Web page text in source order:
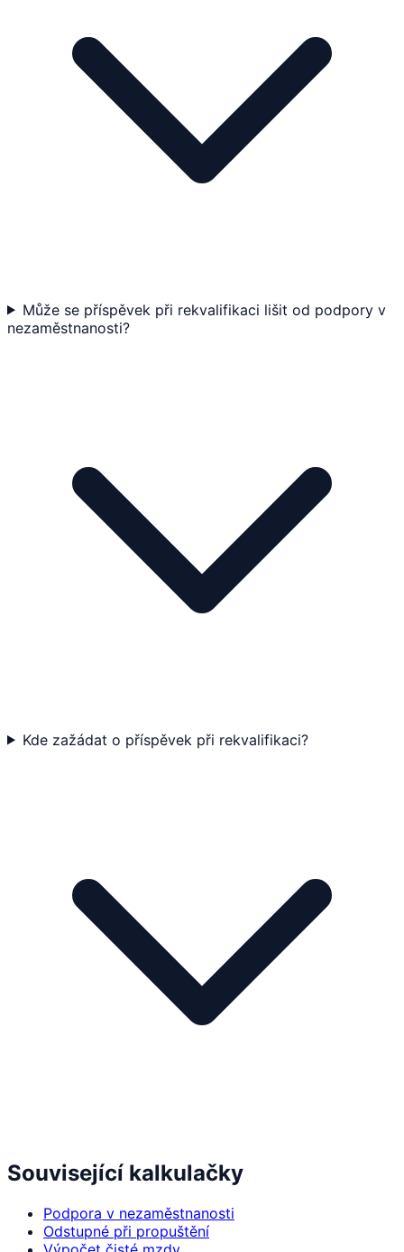
Může se příspěvek při rekvalifikaci lišit od podpory v
nezaměstnanosti?
Kde zažádat o příspěvek při rekvalifikaci?
Související kalkulačky
Podpora v nezaměstnanosti
Odstupné při propuštění